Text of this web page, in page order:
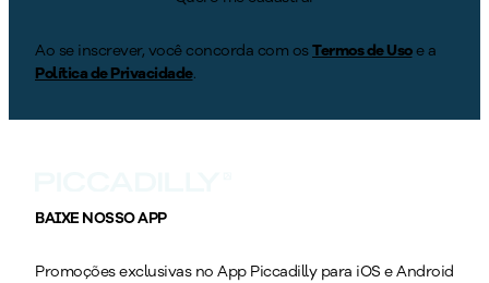
Ao se inscrever, você concorda com osTermos de Usoe a
Política de Privacidade.
BAIXE NOSSO APP
Promoções exclusivas no App Piccadilly para iOS e Android